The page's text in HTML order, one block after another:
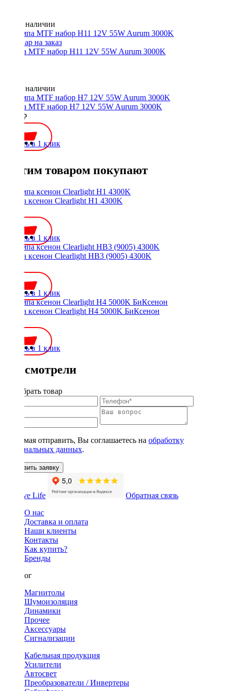
Нет в наличии
Лампа MTF набор H11 12V 55W Aurum 3000K
Нет в наличии
Лампа MTF набор H7 12V 55W Aurum 3000K
1650 ₽
Купить в 1 клик
С этим товаром покупают
Лампа ксенон Clearlight H1 4300K
Купить в 1 клик
Лампа ксенон Clearlight HB3 (9005) 4300K
Купить в 1 клик
Лампа ксенон Clearlight H4 5000K БиКсенон
Купить в 1 клик
Вы смотрели
Подобрать товар
Нажимая отправить, Вы соглашаетесь на обработку
персональных данных.
Оставить заявку
Обратная связь
О нас
Доставка и оплата
Наши клиенты
Контакты
Как купить?
Бренды
Каталог
Магнитолы
Шумоизоляция
Динамики
Прочее
Аксессуары
Сигнализации
Кабельная продукция
Усилители
Автосвет
Преобразователи / Инвертеры